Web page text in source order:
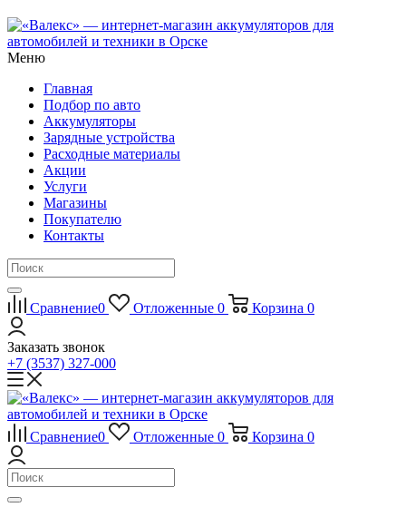
Меню
Главная
Подбор по авто
Аккумуляторы
Зарядные устройства
Расходные материалы
Акции
Услуги
Магазины
Покупателю
Контакты
Сравнение0 Отложенные 0 Корзина 0
Заказать звонок
+7 (3537) 327-000
Сравнение0 Отложенные 0 Корзина 0